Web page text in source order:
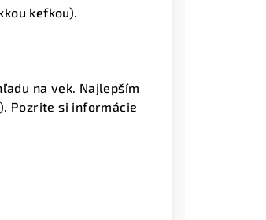
kefkou).
na vek. Najlepším
Pozrite si informácie